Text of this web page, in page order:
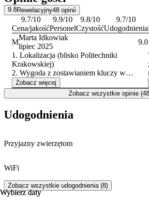
historycznego centrum pozwala w pełni
kulturalnej i gastronomicznej Krakowa, a
turystyce pieszej.
9.8Rewelacyjny48 opinii
9.7/10
Cena/jakość
9.9/10
Personel
9.8/10
Czystość
9.7/10
Udogodnienia
M
Marta Idkowiak
lipiec 2025
9.0
1. Lokalizacja (blisko Politechniki
Krakowskiej)
2. Wygoda z zostawianiem kluczy w
skrytce. 3. BARDZO DOBRY kontakt z
osobą wynajmującą. 4. Wygodne materace.
Brak klimatyzacji w połączeniu z oknami
zlokalizowaną pomiędzy dwoma
na 4 piętro.
Zobacz więcej
Zobacz wszystkie opinie
Wybierz daty
Wybierz daty
Udogodnienia
Przyjazny zwierzętom
WiFi
Zobacz wszystkie udogodnienia (8)